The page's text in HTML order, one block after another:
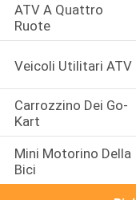
ATV A Quattro
Ruote
Veicoli Utilitari ATV
Carrozzino Dei Go-
Kart
Mini Motorino Della
Bici